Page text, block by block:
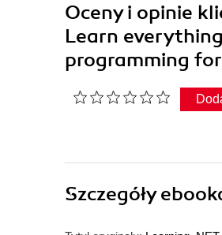
Oceny i opinie
Learn
programming
Szczegóły